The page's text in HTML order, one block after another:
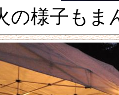
の様子も